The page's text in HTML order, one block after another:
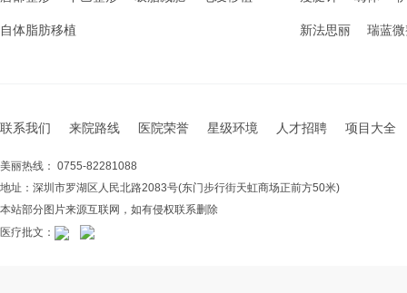
自体脂肪移植 新法思丽 瑞蓝
联系我们 来院路线 医院荣誉 星级环境 人才招聘 项目大全
美丽热线： 0755-82281088
地址：深圳市罗湖区人民北路2083号(东门步行街天虹商场正前方50米)
本站部分图片来源互联网，如有侵权联系删除
医疗批文：